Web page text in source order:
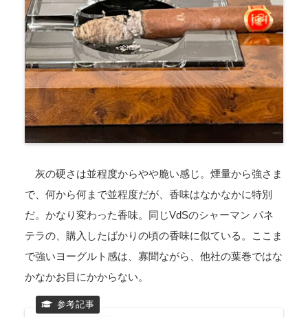
灰の硬さは並程度からやや脆い感じ。煙量から強さま
で、何から何まで並程度だが、香味はなかなかに特別
だ。かなり変わった香味。同じVdSのシャーマン パネ
テラの、購入したばかりの頃の香味に似ている。ここま
で強いヨーグルト感は、寡聞ながら、他社の葉巻ではな
かなかお目にかからない。